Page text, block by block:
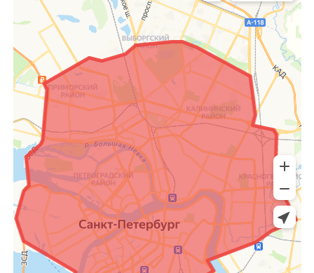
200+ РЕСТОРАНОВ
выбирают наше мороженое
для своего меню
50+ ВКУСОВ
представлены в ассортименте